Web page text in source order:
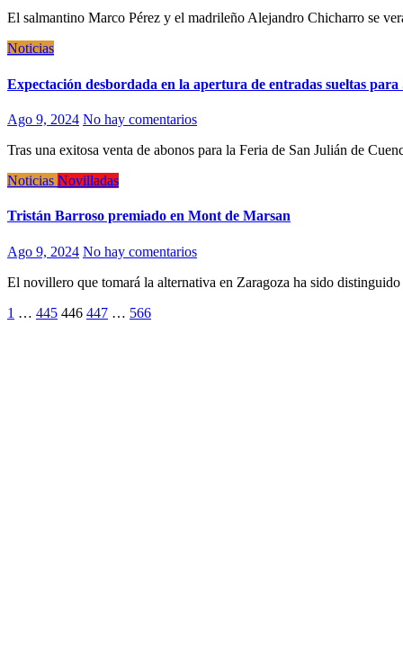
El salmantino Marco Pérez y el madrileño Alejandro Chicharro se
Noticias
Expectación desbordada en la apertura de entradas sueltas
Ago 9, 2024 No hay comentarios
Tras una exitosa venta de abonos para la Feria de San Julián de
Noticias Novilladas
Tristán Barroso premiado en Mont de Marsan
Ago 9, 2024 No hay comentarios
El novillero que tomará la alternativa en Zaragoza ha sido
Paginación
1 … 445 446 447 … 566